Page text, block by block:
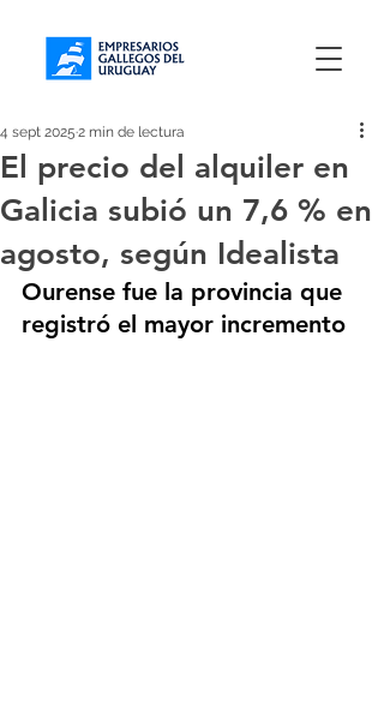
El precio del alquiler en
Galicia subió un 7,6 % en
agosto, según Idealista
4 sept 2025 2 min de lectura
Ourense fue la provincia que
registró el mayor incremento